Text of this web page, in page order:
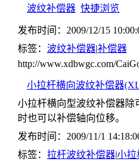
波纹补偿器 快捷浏览
发布时间：2009/12/15
标签： 波纹补偿器|补偿器
http://www.xdbwgc.com/
小拉杆横向波纹补偿器
小拉杆横向型波纹补偿器
时也可以补偿轴向位移。
发布时间：2009/11/1
标签： 拉杆波纹补偿器|小拉